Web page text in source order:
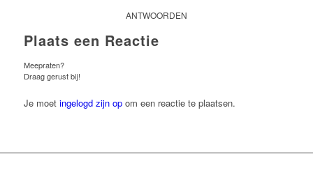
ANTWOORDEN
Plaats een Reactie
Meepraten?
Draag gerust bij!
Je moet ingelogd zijn opom een reactie te plaatsen.